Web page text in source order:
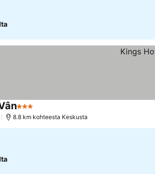
3 Tähtiluokitus
8.8 km kohteesta Keskusta